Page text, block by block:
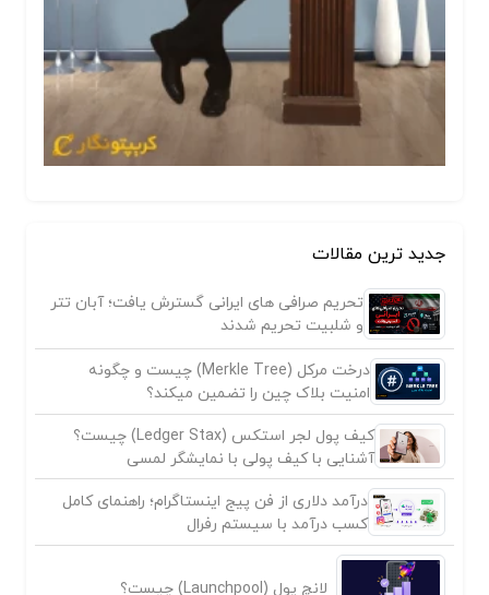
جدید ترین مقالات
تحریم صرافی های ایرانی گسترش یافت؛ آبان تتر
و شلبیت تحریم شدند
درخت مرکل (Merkle Tree) چیست و چگونه
امنیت بلاک چین را تضمین میکند؟
کیف پول لجر استکس (Ledger Stax) چیست؟
آشنایی با کیف پولی با نمایشگر لمسی
درآمد دلاری از فن پیج اینستاگرام؛ راهنمای کامل
کسب درآمد با سیستم رفرال
لانچ پول (Launchpool) چیست؟